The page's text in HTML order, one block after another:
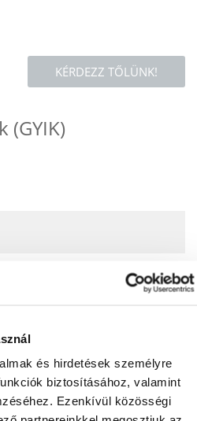
és hirdetések személyre
biztosításához, valamint
Ezenkívül közösségi
KÉRDEZZ TŐLÜNK!
(GYIK)